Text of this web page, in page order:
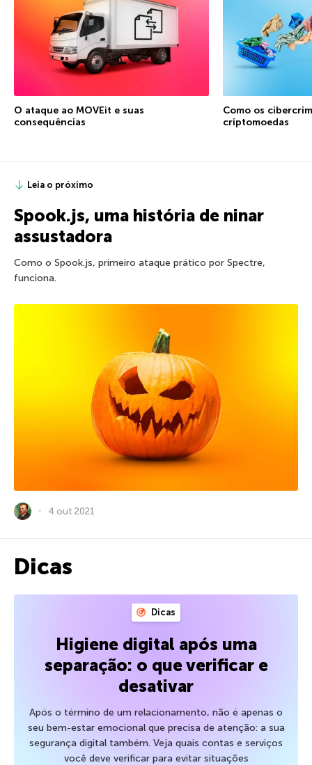
O ataque ao MOVEit e suas
consequências
Como os
criptomoedas
Leia o próximo
Spook.js, uma história de ninar
assustadora
Como o Spook.js, primeiro ataque prático por Spectre,
funciona.
4 out 2021
Dicas
Dicas
Higiene digital após uma
separação: o que verificar e
desativar
Após o término de um relacionamento, não é apenas o
seu bem-estar emocional que precisa de atenção: a sua
segurança digital também. Veja quais contas e serviços
você deve verificar para evitar situações